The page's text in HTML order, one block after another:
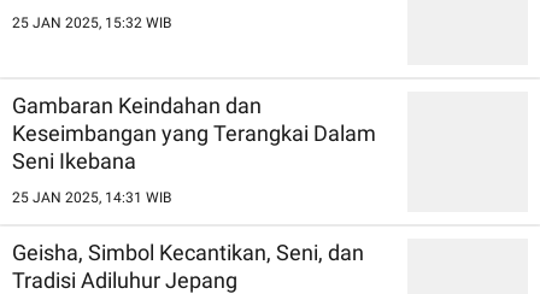
25 JAN 2025, 15:32 WIB
Gambaran Keindahan dan
Keseimbangan yang Terangkai Dalam
Seni Ikebana
25 JAN 2025, 14:31 WIB
Geisha, Simbol Kecantikan, Seni, dan
Tradisi Adiluhur Jepang